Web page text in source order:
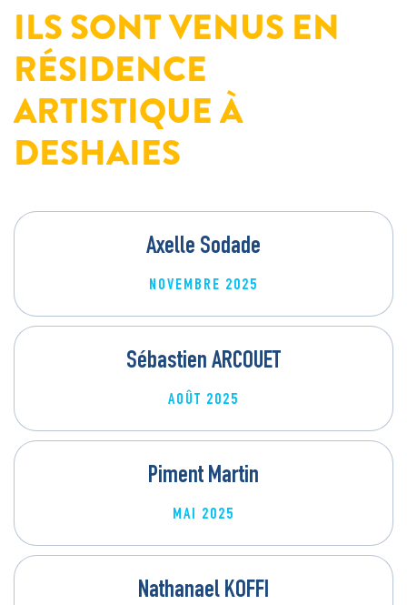
ILS SONT VENUS EN
RÉSIDENCE
ARTISTIQUE À
DESHAIES
Axelle Sodade
NOVEMBRE 2025
Sébastien ARCOUET
AOÛT 2025
Piment Martin
MAI 2025
Nathanael KOFFI